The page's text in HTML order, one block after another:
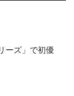
ーズ」で初優